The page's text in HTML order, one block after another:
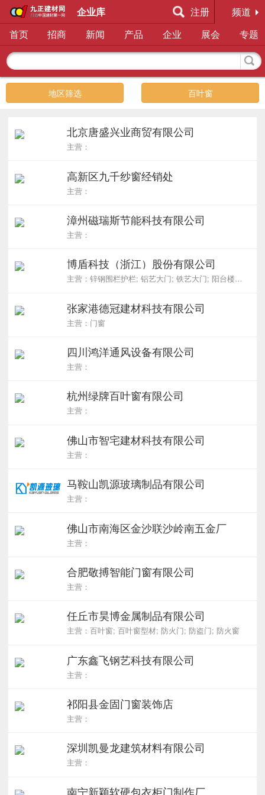
企业库 注册
频道
首页
招商 新闻 产品 企业 展会 专题
地区筛选 百叶窗
北京唐盛兴业商贸有限公司
主营：
高新区九千纱窗经销处
主营：
漳州磁瑞斯节能科技有限公司
主营：
博盾科技（浙江）股份有限公司
主营：锌钢围栏护栏; 铝艺大门; 铁艺大门; 阳台楼梯栏杆; 金属百叶窗
张家港德冠建材科技有限公司
主营：门窗
四川鸿洋通风设备有限公司
主营：
杭州绿牌百叶窗有限公司
主营：
佛山市智宅建材科技有限公司
主营：
马鞍山凯源玻璃制品有限公司
主营：
佛山市南海区金沙联沙岭南五金厂
主营：
合肥敬搏智能门窗有限公司
主营：
任丘市昊博金属制品有限公司
主营：百叶窗; 百叶窗型材; 防火门; 防盗门; 防火窗
广东鑫飞钢艺科技有限公司
主营：
祁阳县金固门窗装饰店
主营：
深圳凯曼龙建筑材料有限公司
主营：
南宁新颖软硬包衣柜门制作厂